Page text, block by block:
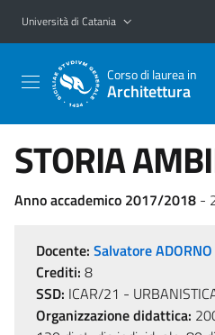
Vai al contenuto principale
Vai al menu di navigazione
Università di Catania
Corso di laurea in
Architettura
STORIA
Anno accademico 2017/2018 -
Docente: Salvatore ADORNO
Crediti: 8
SSD: ICAR/21 -
Organizzazione didattica: